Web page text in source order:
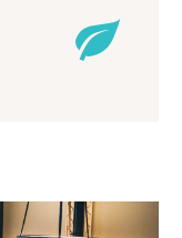

